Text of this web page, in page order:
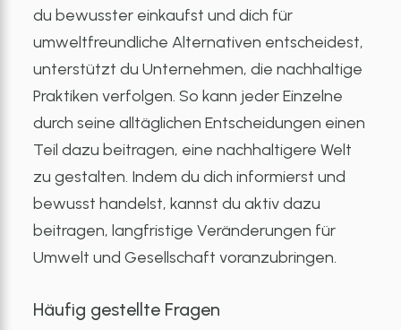
du bewusster einkaufst und dich für
umweltfreundliche Alternativen entscheidest,
unterstützt du Unternehmen, die nachhaltige
Praktiken verfolgen. So kann jeder Einzelne
durch seine alltäglichen Entscheidungen einen
Teil dazu beitragen, eine nachhaltigere Welt
zu gestalten. Indem du dich informierst und
bewusst handelst, kannst du aktiv dazu
beitragen, langfristige Veränderungen für
Umwelt und Gesellschaft voranzubringen.
Häufig gestellte Fragen